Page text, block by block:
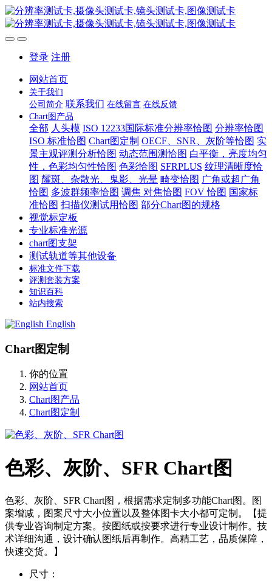
登录 注册
网站首页
关于我们
公司简介 联系我们 在线留言 在线反馈
Chart图产品
全部 人头模 ISO 12233国际标准分辨率恰图 分辨率恰图
ISO 标准恰图 Chart图定制 OECF、SNR、灰阶等恰图 实
景主观评测分析恰图 动态范围测恰图 白平衡，亮度均匀
性，色彩均匀性恰图 色彩恰图 SFRPLUS 纹理清晰度恰
图 耀斑、杂散光、鬼影、光晕 畸变恰图 广角或超广角
恰图 多波群频率恰图 调焦 对焦恰图 FOV 恰图 国家标
准恰图 扫描仪测试用恰图 部分Chart图的规格
视觉标定板
专业标准光源
chart图支架
测试轨道等其他设备
标准文件下载
评测套装方案
知识百科
站内搜索
English
Chart图定制
你的位置
网站首页
Chart图产品
Chart图定制
色彩、灰阶、SFR Chart图
色彩、灰阶、SFR Chart图，根据需求定制多功能Chart图。图
案增减，图案尺寸大小位置以及整体图卡大小都可定制。【提
供专业咨询制定方案。按图纸或按要求进行专业设计制作。技
术详细沟通，设计确认图纸后再制作。高精工艺，品质保障，
快速交货。】
尺寸：